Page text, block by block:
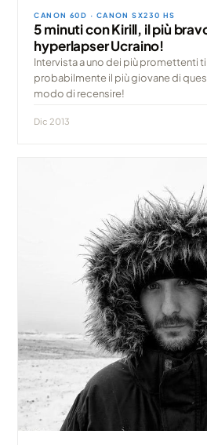
CANON 60D · CANON SX230 HS
5 minuti con Kirill, il più
hyperlapser Ucraino!
Intervista a uno dei più promettenti
probabilmente il più giovane di
modo di recensire!
Dic 2013